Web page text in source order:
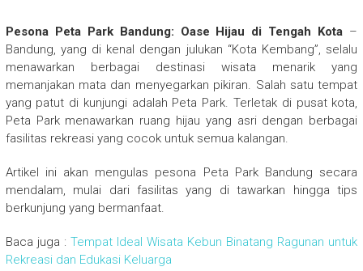
Pesona Peta Park Bandung: Oase Hijau di Tengah Kota –
Bandung, yang di kenal dengan julukan “Kota Kembang”, selalu
menawarkan berbagai destinasi wisata menarik yang
memanjakan mata dan menyegarkan pikiran. Salah satu tempat
yang patut di kunjungi adalah Peta Park. Terletak di pusat kota,
Peta Park menawarkan ruang hijau yang asri dengan berbagai
fasilitas rekreasi yang cocok untuk semua kalangan.
Artikel ini akan mengulas pesona Peta Park Bandung secara
mendalam, mulai dari fasilitas yang di tawarkan hingga tips
berkunjung yang bermanfaat.
Baca juga : Tempat Ideal Wisata Kebun Binatang Ragunan untuk
Rekreasi dan Edukasi Keluarga